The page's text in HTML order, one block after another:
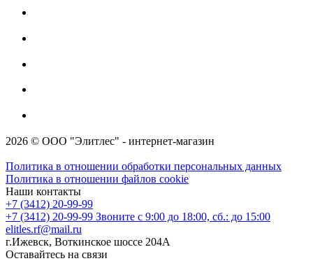
2026 © ООО "Элитлес" - интернет-магазин
Политика в отношении обработки персональных данных
Политика в отношении файлов cookie
Наши контакты
+7 (3412) 20-99-99
+7 (3412) 20-99-99 Звоните с 9:00 до 18:00, сб.: до 15:00
elitles.rf@mail.ru
г.Ижевск, Воткинское шоссе 204А
Оставайтесь на связи